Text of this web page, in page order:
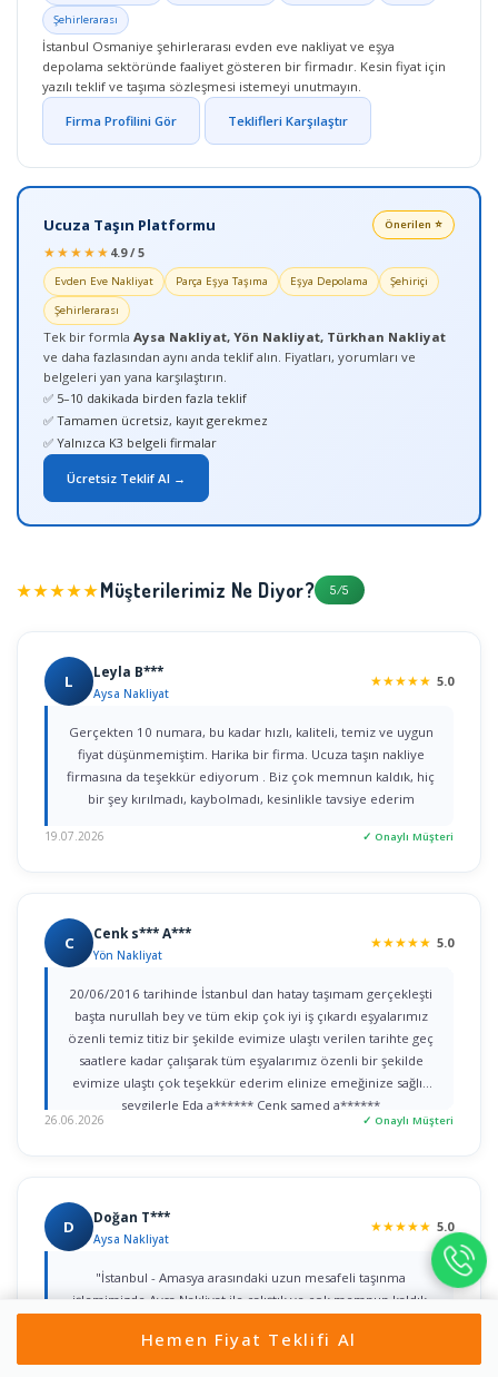
Şehirlerarası
İstanbul Osmaniye şehirlerarası evden eve nakliyat ve eşya
depolama sektöründe faaliyet gösteren bir firmadır. Kesin fiyat için
yazılı teklif ve taşıma sözleşmesi istemeyi unutmayın.
Firma Profilini Gör Teklifleri Karşılaştır
Ucuza Taşın Platformu Önerilen ⭐
★★★★★ 4.9 / 5
Evden Eve Nakliyat Parça Eşya Taşıma Eşya Depolama
Şehiriçi
Şehirlerarası
Tek bir formla Aysa Nakliyat, Yön Nakliyat, Türkhan Nakliyat
ve daha fazlasından aynı anda teklif alın. Fiyatları, yorumları ve
belgeleri yan yana karşılaştırın.
✅ 5–10 dakikada birden fazla teklif
✅ Tamamen ücretsiz, kayıt gerekmez
✅ Yalnızca K3 belgeli firmalar
Ücretsiz Teklif Al →
★★★★★Müşterilerimiz Ne Diyor? 5/5
L Leyla B***
Aysa Nakliyat
★★★★★ 5.0
Gerçekten 10 numara, bu kadar hızlı, kaliteli, temiz ve uygun
fiyat düşünmemiştim. Harika bir firma. Ucuza taşın nakliye
firmasına da teşekkür ediyorum . Biz çok memnun kaldık, hiç
bir şey kırılmadı, kaybolmadı, kesinlikle tavsiye ederim
19.07.2026 ✓ Onaylı Müşteri
C Cenk s*** A***
Yön Nakliyat
★★★★★ 5.0
20/06/2016 tarihinde İstanbul dan hatay taşımam gerçekleşti
başta nurullah bey ve tüm ekip çok iyi iş çıkardı eşyalarımız
özenli temiz titiz bir şekilde evimize ulaştı verilen tarihte geç
saatlere kadar çalışarak tüm eşyalarımız özenli bir şekilde
evimize ulaştı çok teşekkür ederim elinize emeğinize sağlık
sevgilerle Eda a****** Cenk samed a******
26.06.2026 ✓ Onaylı Müşteri
D Doğan T***
Aysa Nakliyat
★★★★★ 5.0
"İstanbul - Amasya arasındaki uzun mesafeli taşınma
işlemimizde Aysa Nakliyat ile çalıştık ve çok memnun kaldık.
sorunsuz yerleştirilmesine kadar her detayla bizzat ilgilenen
Yahya Bey’e şükranlarımı sunarım. Kurumsal yaklaşımları, titiz
Hemen Fiyat Teklifi Al